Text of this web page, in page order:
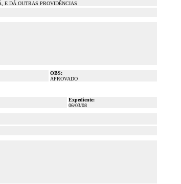
E DÁ OUTRAS PROVIDÊNCIAS
OBS:
APROVADO
Expediente:
06/03/08